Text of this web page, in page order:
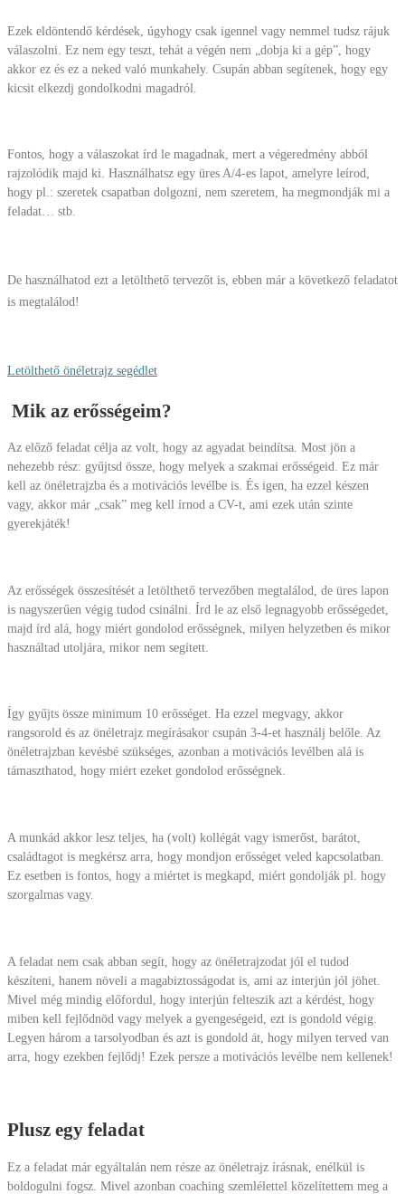
Ezek eldöntendő kérdések, úgyhogy csak igennel vagy nemmel tudsz rájuk
válaszolni. Ez nem egy teszt, tehát a végén nem „dobja ki a gép”, hogy
akkor ez és ez a neked való munkahely. Csupán abban segítenek, hogy egy
kicsit elkezdj gondolkodni magadról.
Fontos, hogy a válaszokat írd le magadnak, mert a végeredmény abból
rajzolódik majd ki. Használhatsz egy üres A/4-es lapot, amelyre leírod,
hogy pl.: szeretek csapatban dolgozni, nem szeretem, ha megmondják mi a
feladat… stb.
De használhatod ezt a letölthető tervezőt is, ebben már a következő feladatot
is megtalálod!
Letölthető önéletrajz segédlet
Mik az erősségeim?
Az előző feladat célja az volt, hogy az agyadat beindítsa. Most jön a
nehezebb rész: gyűjtsd össze, hogy melyek a szakmai erősségeid. Ez már
kell az önéletrajzba és a motivációs levélbe is. És igen, ha ezzel készen
vagy, akkor már „csak” meg kell írnod a CV-t, ami ezek után szinte
gyerekjáték!
Az erősségek összesítését a letölthető tervezőben megtalálod, de üres lapon
is nagyszerűen végig tudod csinálni. Írd le az első legnagyobb erősségedet,
majd írd alá, hogy miért gondolod erősségnek, milyen helyzetben és mikor
használtad utoljára, mikor nem segített.
Így gyűjts össze minimum 10 erősséget. Ha ezzel megvagy, akkor
rangsorold és az önéletrajz megírásakor csupán 3-4-et használj belőle. Az
önéletrajzban kevésbé szükséges, azonban a motivációs levélben alá is
támaszthatod, hogy miért ezeket gondolod erősségnek.
A munkád akkor lesz teljes, ha (volt) kollégát vagy ismerőst, barátot,
családtagot is megkérsz arra, hogy mondjon erősséget veled kapcsolatban.
Ez esetben is fontos, hogy a miértet is megkapd, miért gondolják pl. hogy
szorgalmas vagy.
A feladat nem csak abban segít, hogy az önéletrajzodat jól el tudod
készíteni, hanem növeli a magabiztosságodat is, ami az interjún jól jöhet.
Mivel még mindig előfordul, hogy interjún felteszik azt a kérdést, hogy
miben kell fejlődnöd vagy melyek a gyengeségeid, ezt is gondold végig.
Legyen három a tarsolyodban és azt is gondold át, hogy milyen terved van
arra, hogy ezekben fejlődj! Ezek persze a motivációs levélbe nem kellenek!
Plusz egy feladat
Ez a feladat már egyáltalán nem része az önéletrajz írásnak, enélkül is
boldogulni fogsz. Mivel azonban coaching szemlélettel közelítettem meg a